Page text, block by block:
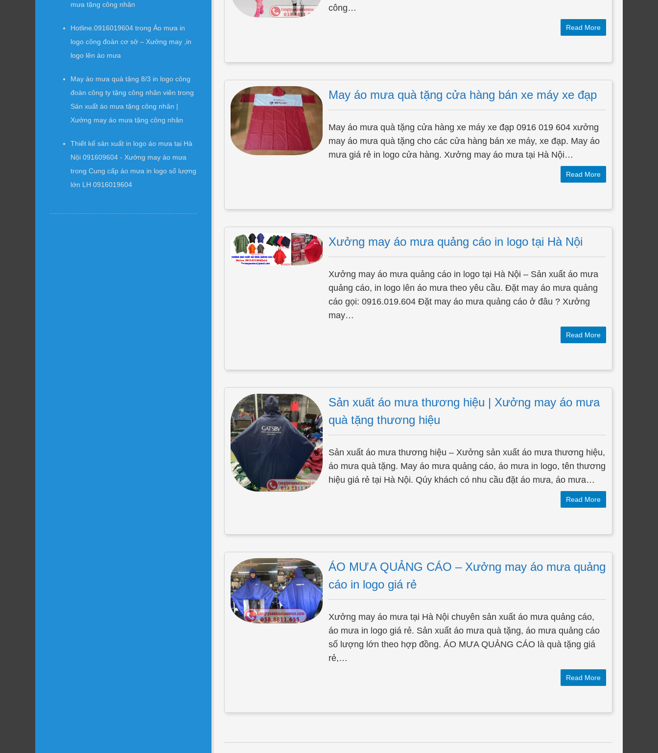
mưa tặng công nhân
Hotline.0916019604 trong Áo mưa in
logo công đoàn cơ sở – Xưởng may ,in
logo lên áo mưa
May áo mưa quà tặng 8/3 in logo công
đoàn công ty tặng công nhân viên trong
Sản xuất áo mưa tặng công nhân |
Xưởng may áo mưa tặng công nhân
Thiết kế sản xuất in logo áo mưa tại Hà
Nội 091609604 - Xưởng may áo mưa
trong Cung cấp áo mưa in logo số lượng
lớn LH 0916019604
công…
Read More
May áo mưa quà tặng cửa hàng bán xe máy xe đạp
May áo mưa quà tặng cửa hàng xe máy xe đạp 0916 019 604 xưởng
may áo mưa quà tặng cho các cửa hàng bán xe máy, xe đạp. May áo
mưa giá rẻ in logo cửa hàng. Xưởng may áo mưa tại Hà Nội…
Read More
Xưởng may áo mưa quảng cáo in logo tại Hà Nội
Xưởng may áo mưa quảng cáo in logo tại Hà Nội – Sản xuất áo mưa
quảng cáo, in logo lên áo mưa theo yêu cầu. Đặt may áo mưa quảng
cáo gọi: 0916.019.604 Đặt may áo mưa quảng cáo ở đâu ? Xưởng
may…
Read More
Sản xuất áo mưa thương hiệu | Xưởng may áo mưa
quà tặng thương hiệu
Sản xuất áo mưa thương hiệu – Xưởng sản xuất áo mưa thương hiệu,
áo mưa quà tặng. May áo mưa quảng cáo, áo mưa in logo, tên thương
hiệu giá rẻ tại Hà Nội. Qúy khách có nhu cầu đặt áo mưa, áo mưa…
Read More
ÁO MƯA QUẢNG CÁO – Xưởng may áo mưa quảng
cáo in logo giá rẻ
Xưởng may áo mưa tại Hà Nội chuyên sản xuất áo mưa quảng cáo,
áo mưa in logo giá rẻ. Sản xuất áo mưa quà tặng, áo mưa quảng cáo
số lượng lớn theo hợp đồng. ÁO MƯA QUẢNG CÁO là quà tặng giá
rẻ,…
Read More